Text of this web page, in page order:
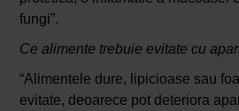
fungi”.
Ce alimente trebuie evitate cu
“Alimentele dure, lipicioase sau
evitate, deoarece pot deteriora